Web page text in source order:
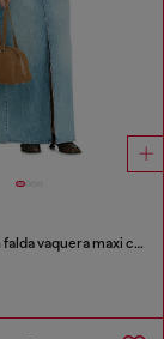
Jean-illusion falda vaquera maxi con aberturas